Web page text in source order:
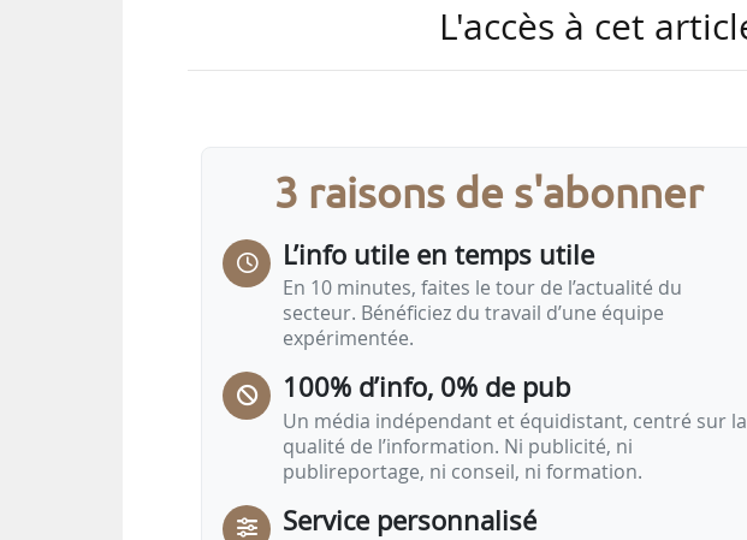
fonctions depuis le 01/10/2020.
depuis le 23/11/2020, directeur régional de
L'accès à cet
3 raisons de s'abonner
L’info utile en temps utile
En 10 minutes, faites le tour de l’actualité du
secteur. Bénéficiez du travail d’une équipe
expérimentée.
100% d’info, 0% de pub
Un média indépendant et équidistant, centré sur la
qualité de l’information. Ni publicité, ni
publireportage, ni conseil, ni formation.
Service personnalisé